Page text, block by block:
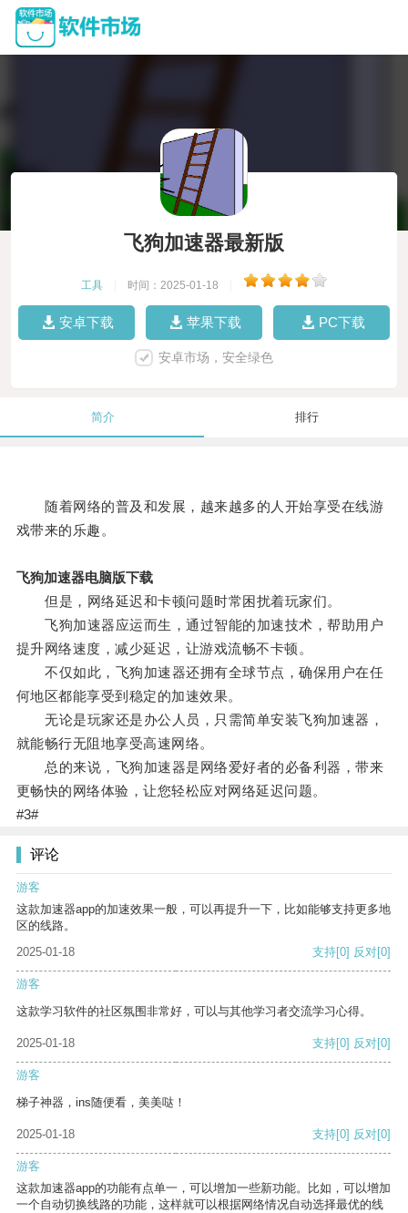
飞狗加速器最新版
工具 时间：2025-01-18
安卓下载 苹果下载 PC下载
安卓市场，安全绿色
简介 排行
随着网络的普及和发展，越来越多的人开始享受在线游
戏带来的乐趣。
飞狗加速器电脑版下载
但是，网络延迟和卡顿问题时常困扰着玩家们。
飞狗加速器应运而生，通过智能的加速技术，帮助用户
提升网络速度，减少延迟，让游戏流畅不卡顿。
不仅如此，飞狗加速器还拥有全球节点，确保用户在任
何地区都能享受到稳定的加速效果。
无论是玩家还是办公人员，只需简单安装飞狗加速器，
就能畅行无阻地享受高速网络。
总的来说，飞狗加速器是网络爱好者的必备利器，带来
更畅快的网络体验，让您轻松应对网络延迟问题。
#3#
评论
游客
这款加速器app的加速效果一般，可以再提升一下，比如能够支持更多地
区的线路。
2025-01-18
支持[0] 反对[0]
游客
这款学习软件的社区氛围非常好，可以与其他学习者交流学习心得。
2025-01-18 支持[0] 反对[0]
游客
梯子神器，ins随便看，美美哒！
2025-01-18 支持[0] 反对[0]
游客
这款加速器app的功能有点单一，可以增加一些新功能。比如，可以增加
一个自动切换线路的功能，这样就可以根据网络情况自动选择最优的线